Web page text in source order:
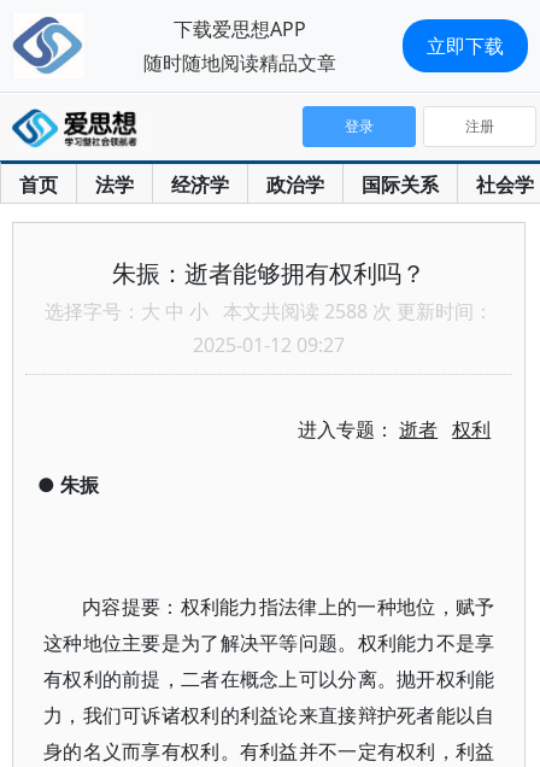
首页 法学 经济学 政治学 国际关系 社会学
登录 注册
朱振：逝者能够拥有权利吗？
选择字号： 大 中 小 本文共阅读 2588 次 更新时间：
2025-01-12 09:27
进入专题：逝者 权利
● 朱振
内容提要：权利能力指法律上的一种地位，赋予
这种地位主要是为了解决平等问题。权利能力不是享
有权利的前提，二者在概念上可以分离。抛开权利能
力，我们可诉诸权利的利益论来直接辩护死者能以自
身的名义而享有权利。有利益并不一定有权利，利益
下载爱思想APP
随时随地阅读精品文章
立即下载